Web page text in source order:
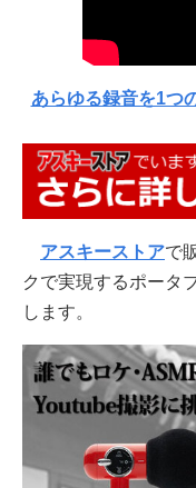
あらゆる録音を1つ
アスキーストアで
クで実現するポータ
します。